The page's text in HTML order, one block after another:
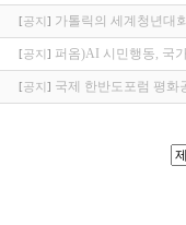
[공지 ] 가톨릭의 세계청년대
[공지 ] 퍼옴)AI 시민행동, 국
[공지 ] 국제 한반도포럼 평